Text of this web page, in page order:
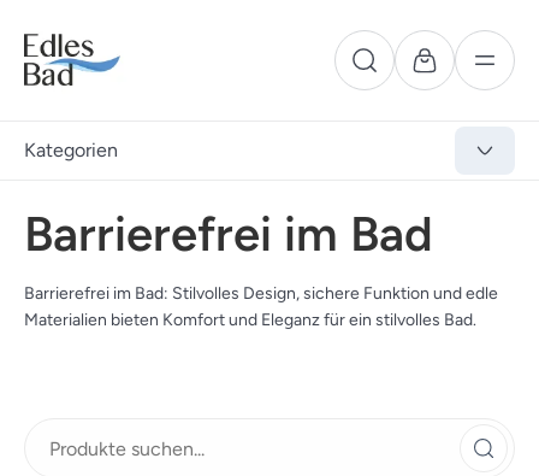
Kategorien
Barrierefrei im Bad
Barrierefrei im Bad: Stilvolles Design, sichere Funktion und edle
Materialien bieten Komfort und Eleganz für ein stilvolles Bad.